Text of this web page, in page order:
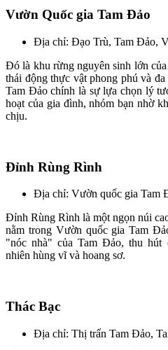
Vườn Quốc gia Tam Đảo
Địa chỉ: Đạo Trù, Tam Đảo,
Đó là khu rừng nguyên sinh lớn
thái động thực vật phong phú và
Tam Đảo chính là sự lựa chọn lý
hoạt của gia đình, nhóm bạn nhờ
chịu.
Đỉnh Rùng Rình
Địa chỉ: Vườn quốc gia Tam
Đỉnh Rùng Rình là một ngọn núi
nằm trong Vườn quốc gia Tam
"nóc nhà" của Tam Đảo, thu hút
nhiên hùng vĩ và hoang sơ.
Thác Bạc
Địa chỉ: Thị trấn Tam Đảo,